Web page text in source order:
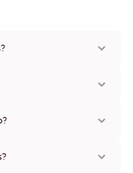
incluidas opciones sin
enviaremos un número de